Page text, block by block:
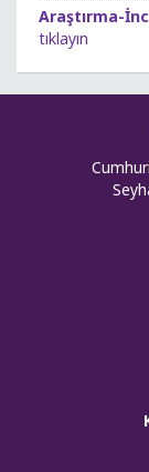
Araştırma-
tıklayın